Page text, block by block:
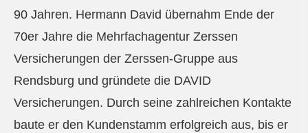
90 Jahren. Hermann David übernahm Ende der
70er Jahre die Mehrfachagentur Zerssen
Versicherungen der Zerssen-Gruppe aus
Rendsburg und gründete die DAVID
Versicherungen. Durch seine zahlreichen Kontakte
baute er den Kundenstamm erfolgreich aus, bis er